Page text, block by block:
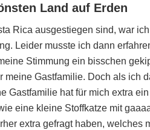
Land auf Erden
Rica ausgestiegen sind, war
Leider musste ich dann
Stimmung ein bisschen
meine Gastfamilie. Doch als ich
Gastfamilie hat für mich extra
eine kleine Stoffkatze mit
extra gefragt haben, welches